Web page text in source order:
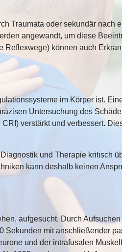
Traumata oder sekundär nach
angewandt, um diese
Reflexwege) können auch
im Körper ist.
Untersuchung des
verstärkt und verbessert.
und Therapie kritisch
kann deshalb keinen
aufgesucht. Durch
Sekunden mit anschließender
und der intrafusalen